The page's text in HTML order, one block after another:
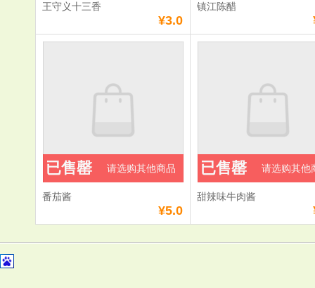
王守义十三香
¥3.0
镇江陈醋
番茄酱
¥5.0
已售罄 请选购其他商品
甜辣味牛肉酱
已售罄 请选购其他